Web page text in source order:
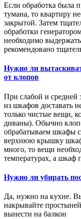
Если обработка была
тумана, то квартиру
закрытой. Затем
обработки
необходимо
рекомендовано
Нужно ли
от клопов
При слабой и средней
из шкафов доставать
только чистые вещи,
диваны). Обычно
обрабатываем шкафы
верхнюю крышку
много, то вещи
температурах, а шкаф
Нужно ли убирать
Да, нужно на кухне.
накрывайте
вынести на балкон